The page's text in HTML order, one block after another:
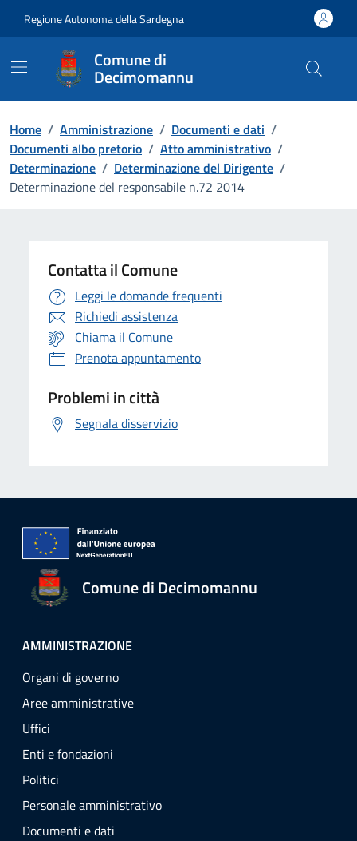
Regione Autonoma della Sardegna
Comune di
Decimomannu
Home / Amministrazione / Documenti e dati /
Documenti albo pretorio / Atto amministrativo /
Determinazione / Determinazione del Dirigente /
Determinazione del responsabile n.72 2014
Contatta il Comune
Leggi le domande frequenti
Richiedi assistenza
Chiama il Comune
Prenota appuntamento
Problemi in città
Segnala disservizio
Comune di Decimomannu
AMMINISTRAZIONE
Organi di governo
Aree amministrative
Uffici
Enti e fondazioni
Politici
Personale amministrativo
Documenti e dati